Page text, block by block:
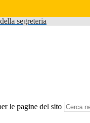
segreteria
le pagine del sito